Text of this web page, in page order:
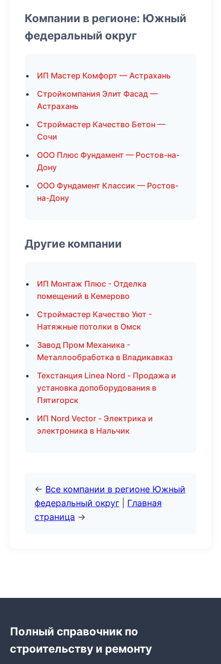
Компании в регионе: Южный
федеральный округ
ИП Мастер Комфорт — Астрахань
Стройкомпания Элит Фасад —
Астрахань
Строймастер Качество Бетон —
Сочи
ООО Плюс Фундамент — Ростов-на-
Дону
ООО Фундамент Классик — Ростов-
на-Дону
Другие компании
ИП Монтаж Плюс - Отделка
помещений в Кемерово
Строймастер Качество Уют -
Натяжные потолки в Омск
Завод Пром Механика -
Металлообработка в Владикавказ
Техстанция Linea Nord - Продажа и
установка допоборудования в
Пятигорск
ИП Nord Vector - Электрика и
электроника в Нальчик
← Все компании в регионе Южный
федеральный округ
Главная
страница →
Полный справочник по
строительству и ремонту